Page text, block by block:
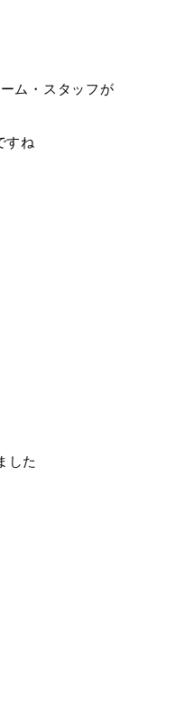
ム・スタッフが
すね
した